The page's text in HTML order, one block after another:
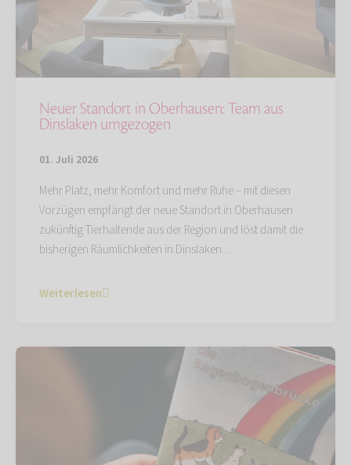
Neuer Standort in Oberhausen: Team aus
Dinslaken umgezogen
01. Juli 2026
Mehr Platz, mehr Komfort und mehr Ruhe – mit diesen
Vorzügen empfängt der neue Standort in Oberhausen
zukünftig Tierhaltende aus der Region und löst damit die
bisherigen Räumlichkeiten in Dinslaken…
Weiterlesen